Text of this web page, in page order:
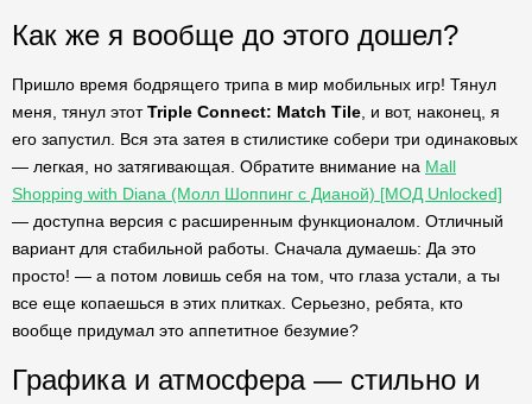
Как же я вообще до этого дошел?
Пришло время бодрящего трипа в мир мобильных игр! Тянул
меня, тянул этотTriple Connect: Match Tile , и вот, наконец, я
его запустил. Вся эта затея в стилистике собери три одинаковых
— легкая, но затягивающая. Обратите внимание на Mall
Shopping with Diana (Молл Шоппинг с Дианой) [МОД Unlocked]
— доступна версия с расширенным функционалом. Отличный
вариант для стабильной работы. Сначала думаешь: Да это
просто! — а потом ловишь себя на том, что глаза устали, а ты
все еще копаешься в этих плитках. Серьезно, ребята, кто
вообще придумал это аппетитное безумие?
Графика и атмосфера — стильно и